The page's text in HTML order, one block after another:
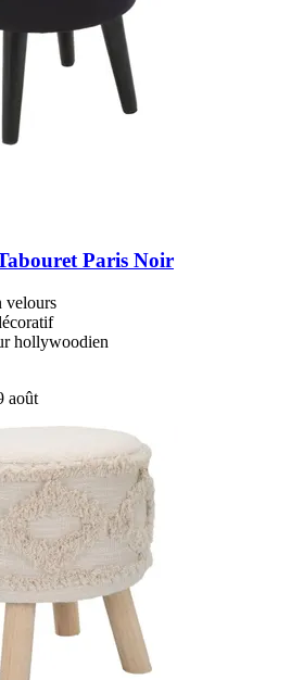
Paris Noir
velours
hollywoodien
août